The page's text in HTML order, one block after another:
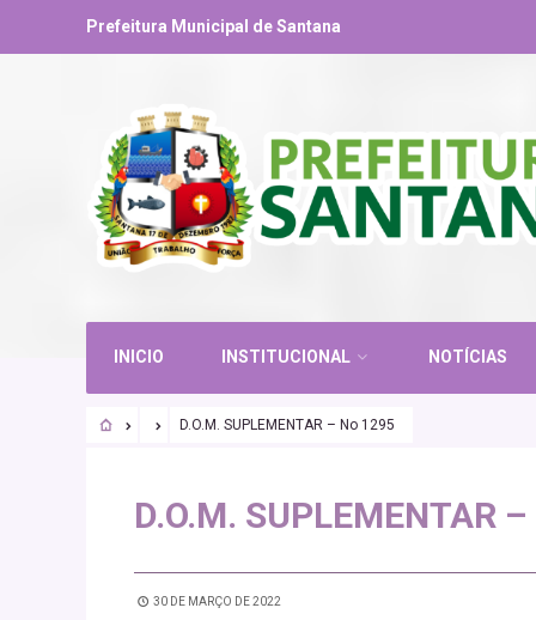
Prefeitura Municipal de Santana
INICIO INSTITUCIONAL NOTÍCIAS
D.O.M. SUPLEMENTAR – No 1295
D.O.M. SUPLEMENTAR
30 DE MARÇO DE 2022